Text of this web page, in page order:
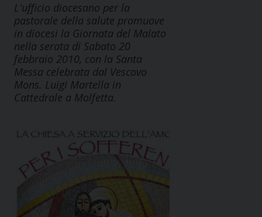
L'ufficio diocesano per la
pastorale della salute promuove
in diocesi la Giornata del Malato
nella serata di Sabato 20
febbraio 2010, con la Santa
Messa celebrata dal Vescovo
Mons. Luigi Martella in
Cattedrale a Molfetta.